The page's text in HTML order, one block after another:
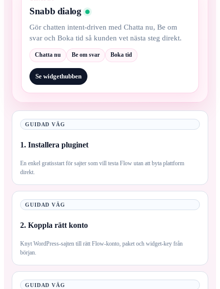
Snabb dialog
Gör chatten intent-driven med Chatta nu, Be om
svar och Boka tid så kunden vet nästa steg direkt.
Chatta nu Be om svar Boka tid
Se widgethubben
GUIDAD VÄG
1. Installera pluginet
En enkel gratisstart för sajter som vill testa Flow utan att byta plattform
direkt.
GUIDAD VÄG
2. Koppla rätt konto
Knyt WordPress-sajten till rätt Flow-konto, paket och widget-key från
början.
GUIDAD VÄG